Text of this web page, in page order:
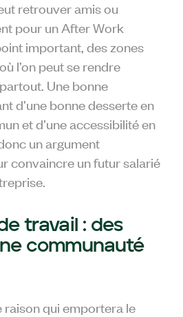
retrouver amis ou
pour un After Work
important, des zones
l’on peut se rendre
Une bonne
d’une bonne desserte en
et d’une accessibilité en
un argument
convaincre un futur salarié
travail : des
communauté
raison qui emportera le